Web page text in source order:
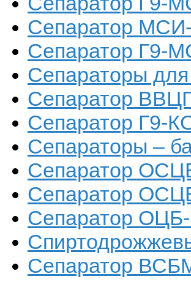
Сепаратор
Сепаратор Г9-
Сепараторы для
Сепаратор
Сепаратор Г9-
Сепараторы –
Сепаратор
Сепаратор
Сепаратор
Сепаратор